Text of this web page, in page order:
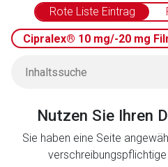
Rote Liste Eintrag
Cipralex® 10 mg/-20 mg
Nutzen Sie Ihren
Sie haben eine Seite
Der von Ihnen aufgerufene
Seite. Für die Inhalte der
Betreiber verantwortlich.